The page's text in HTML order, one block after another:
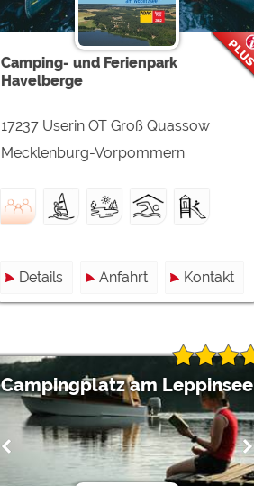
Camping- und Ferienpark
Havelberge
17237 Userin OT Groß Quassow
Mecklenburg-Vorpommern
Details Anfahrt Kontakt
Campingplatz am Leppinsee